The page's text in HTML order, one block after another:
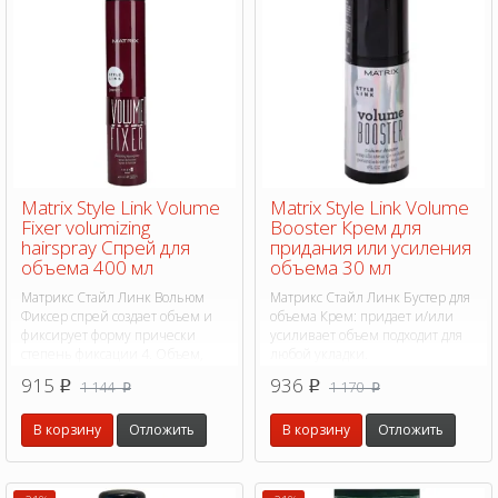
Matrix Style Link Volume
Fixer volumizing
hairspray Спрей для
объема 400 мл
Матрикс Стайл Линк Вольюм
Фиксер спрей создает объем и
фиксирует форму прически
волос.
915 p 1 144 p
В корзину Отложить
Matrix Style Link Volume
Booster Крем для
придания или усиления
объема 30 мл
Матрикс Стайл Линк Бустер для
объема Крем: придает и/или
усиливает объем подходит для
936 p 1 170 p
В корзину Отложить